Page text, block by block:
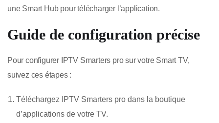
une Smart Hub pour télécharger l’application.
Guide de configuration précise
Pour configurer IPTV Smarters pro sur votre Smart TV,
suivez ces étapes :
Téléchargez IPTV Smarters pro dans la boutique
d’applications de votre TV.